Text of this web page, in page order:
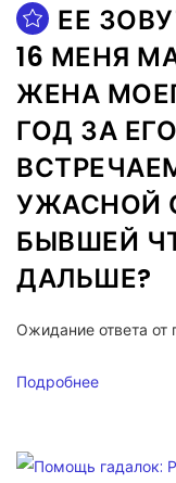
ЕЕ
16 МЕНЯ
ЖЕНА
ГОД ЗА
УЖАСНОЙ
БЫВШЕЙ
ДАЛЬШЕ?
Ожидание ответа
Подробнее